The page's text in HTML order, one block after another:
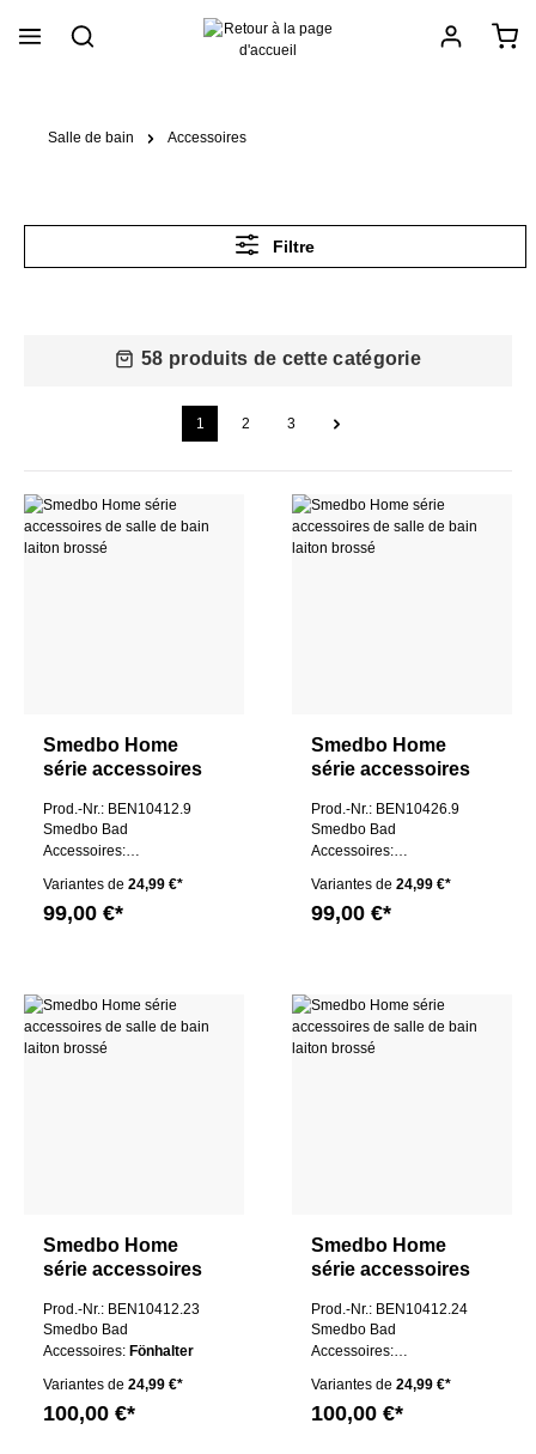
principal
Salle de bain Accessoires
Filtre
58 produits de cette catégorie
1 2 3
Smedbo Home
série accessoires
laiton brossé
Prod.-Nr.: BEN10412.9
Smedbo Bad
Accessoires:
Variantes de 24,99 €*
99,00 €*
Smedbo Home
série accessoires
laiton brossé
Prod.-Nr.: BEN10426.9
Smedbo Bad
Accessoires:
Variantes de 24,99 €*
99,00 €*
Smedbo Home
série accessoires
laiton brossé
Prod.-Nr.: BEN10412.23
Smedbo Bad
Accessoires: Fönhalter
Variantes de 24,99 €*
100,00 €*
Smedbo Home
série accessoires
laiton brossé
Prod.-Nr.: BEN10412.24
Smedbo Bad
Accessoires:
Variantes de 24,99 €*
100,00 €*